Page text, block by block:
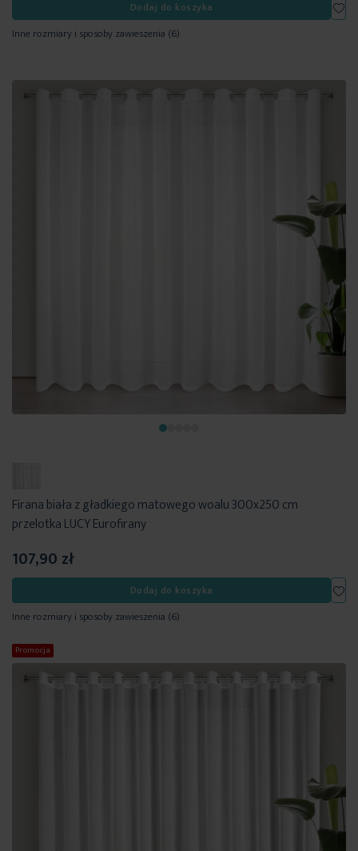
Dodaj do koszyka
Inne rozmiary i sposoby zawieszenia (6)
Firana biała z gładkiego matowego woalu 300x250 cm
przelotka LUCY Eurofirany
107,90 zł
Dodaj do koszyka
Inne rozmiary i sposoby zawieszenia (6)
Promocja